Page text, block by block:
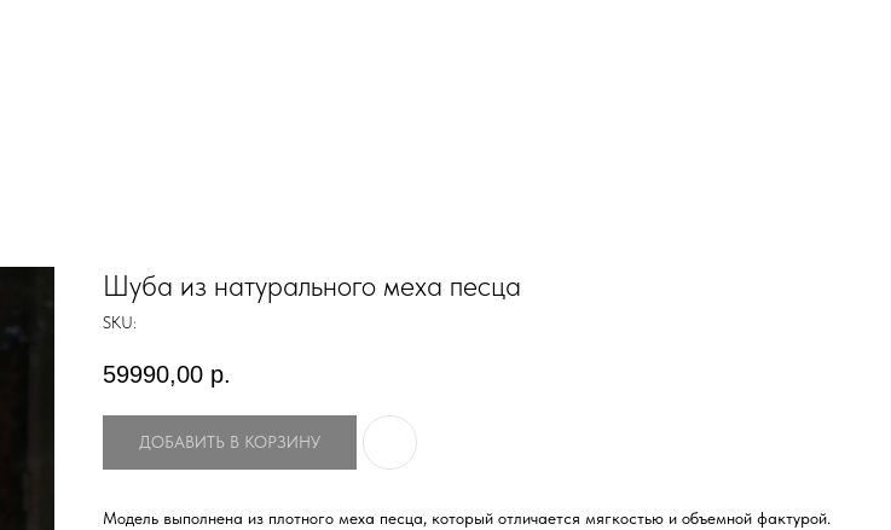
Шуба из натурального меха песца
SKU:
59990,00 р.
ДОБАВИТЬ В КОРЗИНУ
Модель выполнена из плотного меха песца, который отличается мягкостью и объемной фактурой.